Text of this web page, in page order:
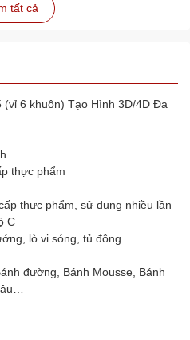
tất cả
(vỉ 6 khuôn) Tạo Hình 3D/4D Đa
thực phẩm
thực phẩm, sử dụng nhiều lần
C
lò vi sóng, tủ đông
đường, Bánh Mousse, Bánh